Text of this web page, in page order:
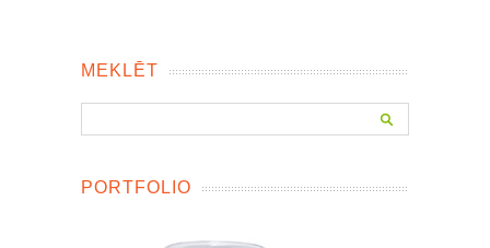
MEKLĒT
PORTFOLIO